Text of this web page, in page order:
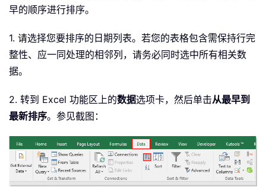
早的顺序进行排序。
1. 请选择您要排序的日期列表。若您的表格包含需保持行完
整性、应一同处理的相邻列，请务必同时选中所有相关数
据。
2. 转到 Excel 功能区上的数据选项卡，然后单击从最早到
最新排序。参见截图：